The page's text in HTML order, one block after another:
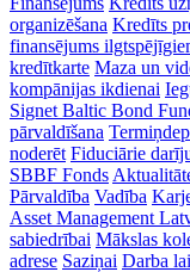
organizēšana Kredīts
finansējums
kredītkarte Maza un
kompānijas ikdienai
Signet Baltic Bond
pārvaldīšana
noderēt Fiduciārie
SBBF Fonds
Pārvaldība Vadība
Asset Management
sabiedrībai Mākslas
adrese Saziņai Darba